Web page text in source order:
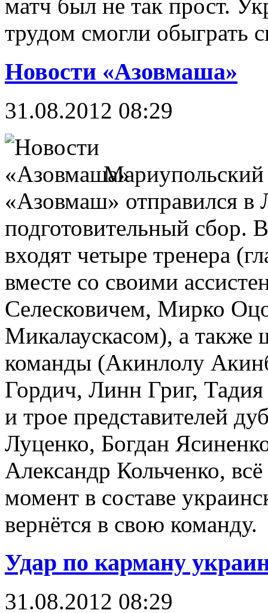
матч был не так прост.
трудом смогли обыграть
Новости «Азовмаша»
31.08.2012 08:29
Мариупольский
«Азовмаш» отправился в
подготовительный сбор.
входят четыре тренера
вместе со своими
Селесковичем, Мирко
Микалаускасом), а также
команды (Акинлолу
Гордич, Линн Григ,
и трое представителей
Луценко, Богдан
Александр Кольченко,
момент в составе
вернётся в свою команду.
Удар по карману
31.08.2012 08:29